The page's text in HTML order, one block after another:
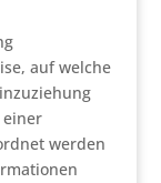
auf welche
werden